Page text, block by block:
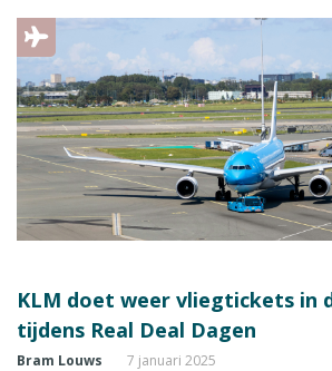
KLM doet weer vliegtickets in
tijdens Real Deal Dagen
Bram Louws 7 januari 2025